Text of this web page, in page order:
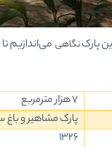
پارکنگاهی می‌اندازیم
7 هزار مترمربع
پارک مشاهیر و باغ
1326